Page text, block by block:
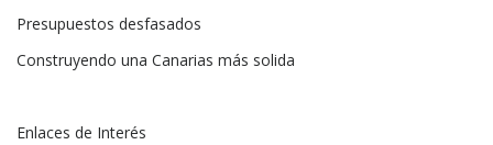
Presupuestos desfasados
Construyendo una Canarias más solida
Enlaces de Interés